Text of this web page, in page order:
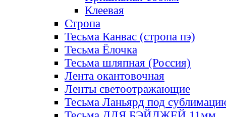
Клеевая
Стропа
Тесьма Канвас (стропа пэ)
Тесьма Ёлочка
Тесьма шляпная (Россия)
Лента окантовочная
Ленты светоотражающие
Тесьма Ланьярд под